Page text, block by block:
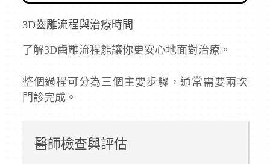
3D齒雕流程與治療時間
了解3D齒雕流程能讓你更安心地面對治療。
整個過程可分為三個主要步驟，通常需要兩次
門診完成。
醫師檢查與評估